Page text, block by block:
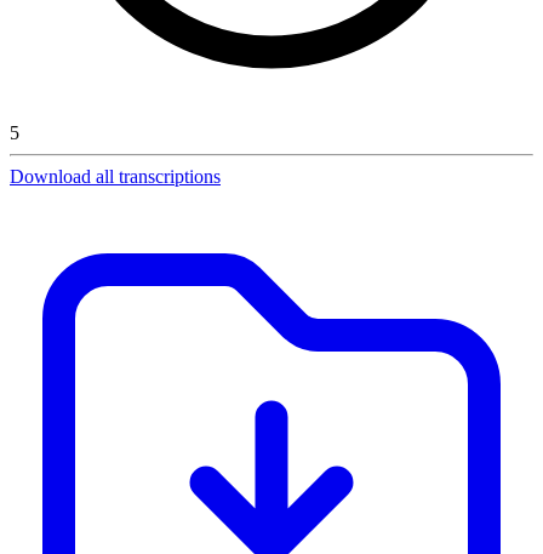
5
Download all transcriptions